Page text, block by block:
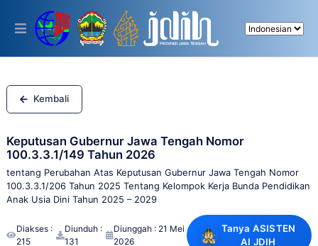
This
includes
accessibility
system.
Kembali
Keputusan Gubernur Jawa Tengah Nomor
100.3.3.1/149 Tahun 2026
tentang Perubahan Atas Keputusan Gubernur Jawa Tengah Nomor
100.3.3.1/206 Tahun 2025 Tentang Kelompok Kerja Bunda Pendidikan
Anak Usia Dini Tahun 2025 – 2029
Diakses :
215
Diunduh :
131
Diunggah : 21 Mei
2026
Tanya ASISTEN
AI JDIH